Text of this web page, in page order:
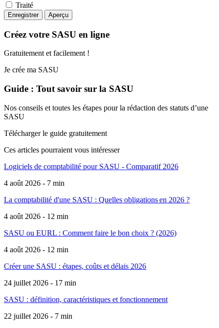
Traité
Créez votre SASU en ligne
Gratuitement et facilement !
Je crée ma SASU
Guide : Tout savoir sur la SASU
Nos conseils et toutes les étapes pour la rédaction des statuts d’une
SASU
Télécharger le guide gratuitement
Ces articles pourraient vous intéresser
Logiciels de comptabilité pour SASU - Comparatif 2026
4 août 2026 - 7 min
La comptabilité d'une SASU : Quelles obligations en 2026 ?
4 août 2026 - 12 min
SASU ou EURL : Comment faire le bon choix ? (2026)
4 août 2026 - 12 min
Créer une SASU : étapes, coûts et délais 2026
24 juillet 2026 - 17 min
SASU : définition, caractéristiques et fonctionnement
22 juillet 2026 - 7 min